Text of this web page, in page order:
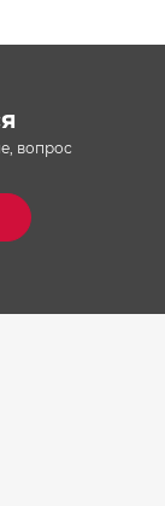
вопрос